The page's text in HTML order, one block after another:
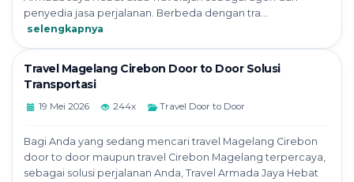
penyedia jasa perjalanan. Berbeda dengan tra...
selengkapnya
Travel Magelang Cirebon Door to Door Solusi
Transportasi
19 Mei 2026 244x Travel Door to Door
Bagi Anda yang sedang mencari travel Magelang Cirebon
door to door maupun travel Cirebon Magelang terpercaya,
sebagai solusi perjalanan Anda, Travel Armada Jaya Hebat